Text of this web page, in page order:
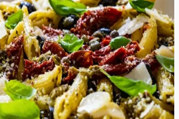
ja lihtsasti valmiv roog, mis sobib
See retsept sobib suurepäraselt
või külaliste vastuvõtmiseks. Pehme
päikesekuivatatud tomatid ja
loovad imelise maitsete
kogust võite vastavalt
ning veelgi parema tulemuse
kasutada isevalmistatud